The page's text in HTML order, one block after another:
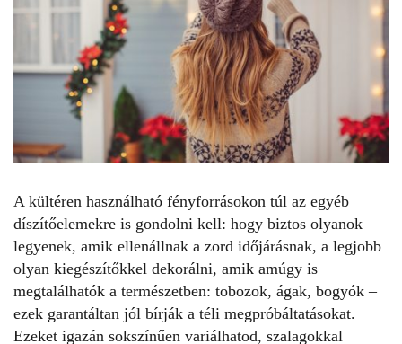
A kültéren használható fényforrásokon túl az egyéb
díszítőelemekre is gondolni kell: hogy biztos olyanok
legyenek, amik ellenállnak a zord időjárásnak, a legjobb
olyan kiegészítőkkel dekorálni, amik amúgy is
megtalálhatók a természetben: tobozok, ágak, bogyók –
ezek garantáltan jól bírják a téli megpróbáltatásokat.
Ezeket igazán sokszínűen variálhatod, szalagokkal